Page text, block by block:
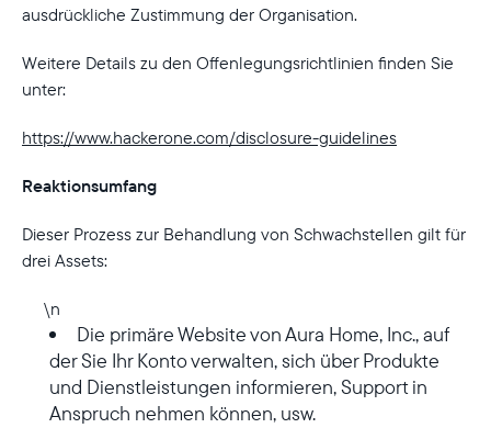
Wählen Sie Ihren Standort
Sprache wählen:
ausdrückliche Zustimmung der Organisation.
Weitere Details zu den Offenlegungsrichtlinien finden Sie
unter:
https://www.hackerone.com/disclosure-guidelines
Reaktionsumfang
Dieser Prozess zur Behandlung von Schwachstellen gilt für
drei Assets:
\n
Die primäre Website von Aura Home, Inc., auf
der Sie Ihr Konto verwalten, sich über Produkte
und Dienstleistungen informieren, Support in
Anspruch nehmen können, usw.